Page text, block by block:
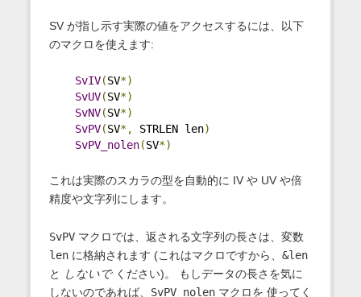
SV が指し示す実際の値をアクセスするには、以下
のマクロを使えます:
SvIV(SV*)
SvUV(SV*)
SvNV(SV*)
SvPV(SV*, STRLEN len)
SvPV_nolen(SV*)
これは実際のスカラの型を自動的に IV や UV や倍
精度や文字列にします。
SvPVマクロでは、返される文字列の長さは、変数
lenに格納されます (これはマクロですから、 &len
と
しないでください)。 もしデータの長さを気に
しないのであれば、 SvPV_nolenマクロを 使ってく